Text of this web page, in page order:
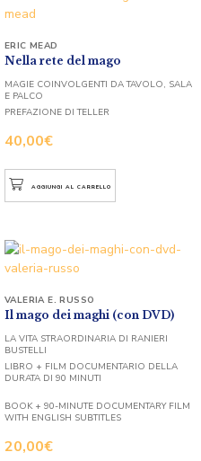
Nella rete del mago
40,00€
ERIC MEAD
MAGIE COINVOLGENTI DA TAVOLO, SALA
E PALCO
PREFAZIONE DI TELLER
AGGIUNGI AL CARRELLO
Il mago dei maghi (con DVD)
20,00€
VALERIA E. RUSSO
LA VITA STRAORDINARIA DI RANIERI
BUSTELLI
LIBRO + FILM DOCUMENTARIO DELLA
DURATA DI 90 MINUTI
BOOK + 90-MINUTE DOCUMENTARY FILM
WITH ENGLISH SUBTITLES